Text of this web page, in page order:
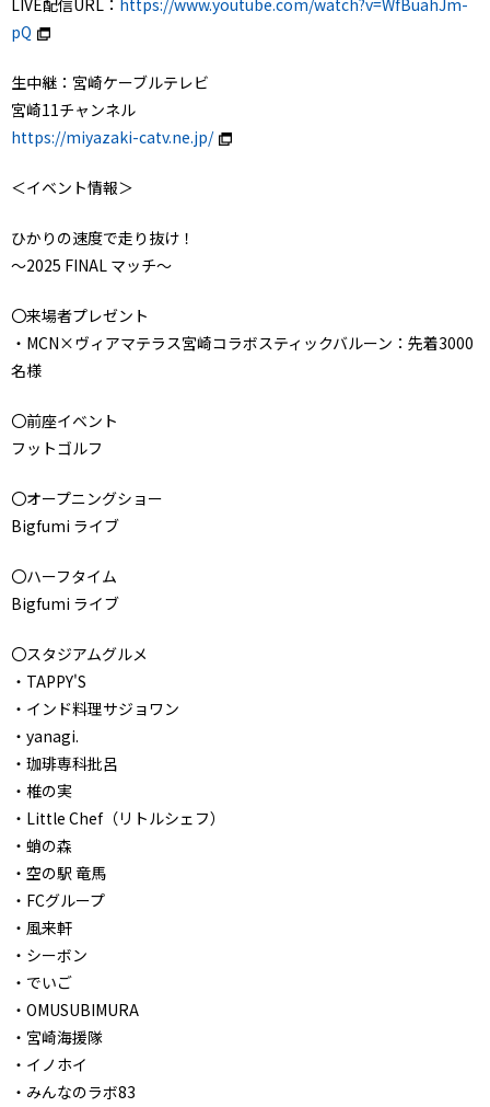
LIVE配信URL： https://www.youtube.com/watch?v=WfBuahJm-
pQ
生中継：宮崎ケーブルテレビ
宮崎11チャンネル
https://miyazaki-catv.ne.jp/
＜イベント情報＞
ひかりの速度で走り抜け！
～2025 FINAL マッチ～
〇来場者プレゼント
・MCN×ヴィアマテラス宮崎コラボスティックバルーン：先着3000
名様
〇前座イベント
フットゴルフ
〇オープニングショー
Bigfumi ライブ
〇ハーフタイム
Bigfumi ライブ
〇スタジアムグルメ
・TAPPY'S
・インド料理サジョワン
・yanagi.
・珈琲専科批呂
・椎の実
・Little Chef（リトルシェフ）
・蛸の森
・空の駅 竜馬
・FCグループ
・風来軒
・シーボン
・でいご
・OMUSUBIMURA
・宮崎海援隊
・イノホイ
・みんなのラボ83